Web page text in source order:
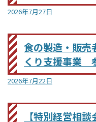
2026年7月27日
食の製造・販売
くり支援事業
2026年7月22日
【特別経営相